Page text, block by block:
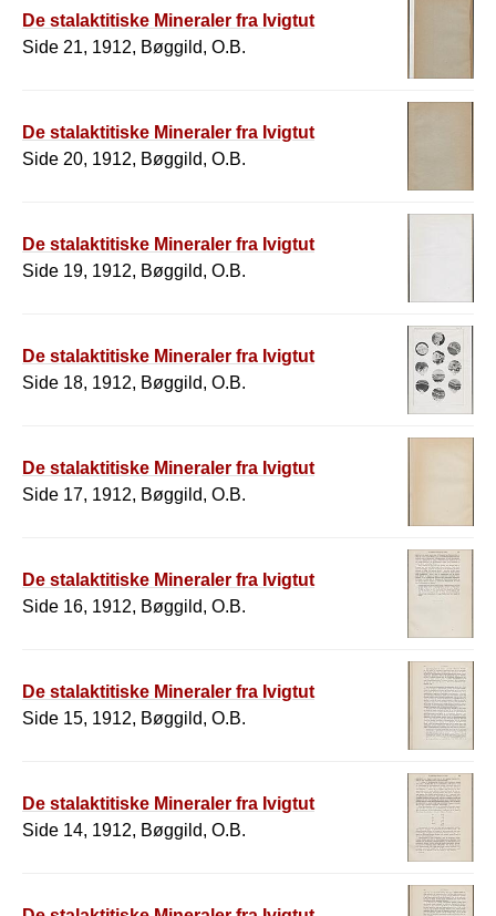
De stalaktitiske Mineraler fra Ivigtut
Side 21, 1912, Bøggild, O.B.
De stalaktitiske Mineraler fra Ivigtut
Side 20, 1912, Bøggild, O.B.
De stalaktitiske Mineraler fra Ivigtut
Side 19, 1912, Bøggild, O.B.
De stalaktitiske Mineraler fra Ivigtut
Side 18, 1912, Bøggild, O.B.
De stalaktitiske Mineraler fra Ivigtut
Side 17, 1912, Bøggild, O.B.
De stalaktitiske Mineraler fra Ivigtut
Side 16, 1912, Bøggild, O.B.
De stalaktitiske Mineraler fra Ivigtut
Side 15, 1912, Bøggild, O.B.
De stalaktitiske Mineraler fra Ivigtut
Side 14, 1912, Bøggild, O.B.